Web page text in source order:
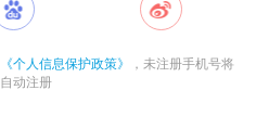
《个人信息保护政策》
，未注册手机号将
自动注册